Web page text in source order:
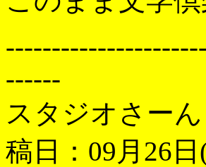
------
スタジオさー
稿日：09月26